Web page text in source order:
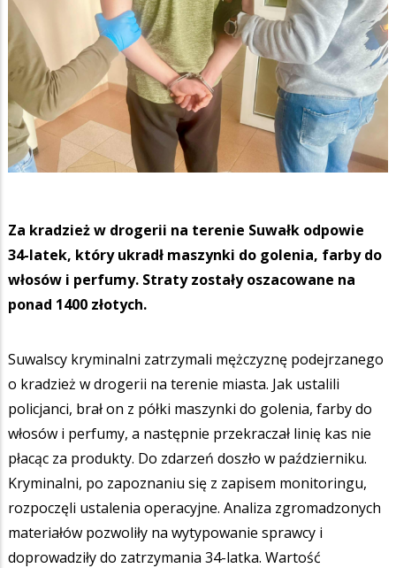
Za kradzież w drogerii na terenie Suwałk odpowie
34-latek, który ukradł maszynki do golenia, farby do
włosów i perfumy. Straty zostały oszacowane na
ponad 1400 złotych.
Suwalscy kryminalni zatrzymali mężczyznę podejrzanego
o kradzież w drogerii na terenie miasta. Jak ustalili
policjanci, brał on z półki maszynki do golenia, farby do
włosów i perfumy, a następnie przekraczał linię kas nie
płacąc za produkty. Do zdarzeń doszło w październiku.
Kryminalni, po zapoznaniu się z zapisem monitoringu,
rozpoczęli ustalenia operacyjne. Analiza zgromadzonych
materiałów pozwoliły na wytypowanie sprawcy i
doprowadziły do zatrzymania 34-latka. Wartość